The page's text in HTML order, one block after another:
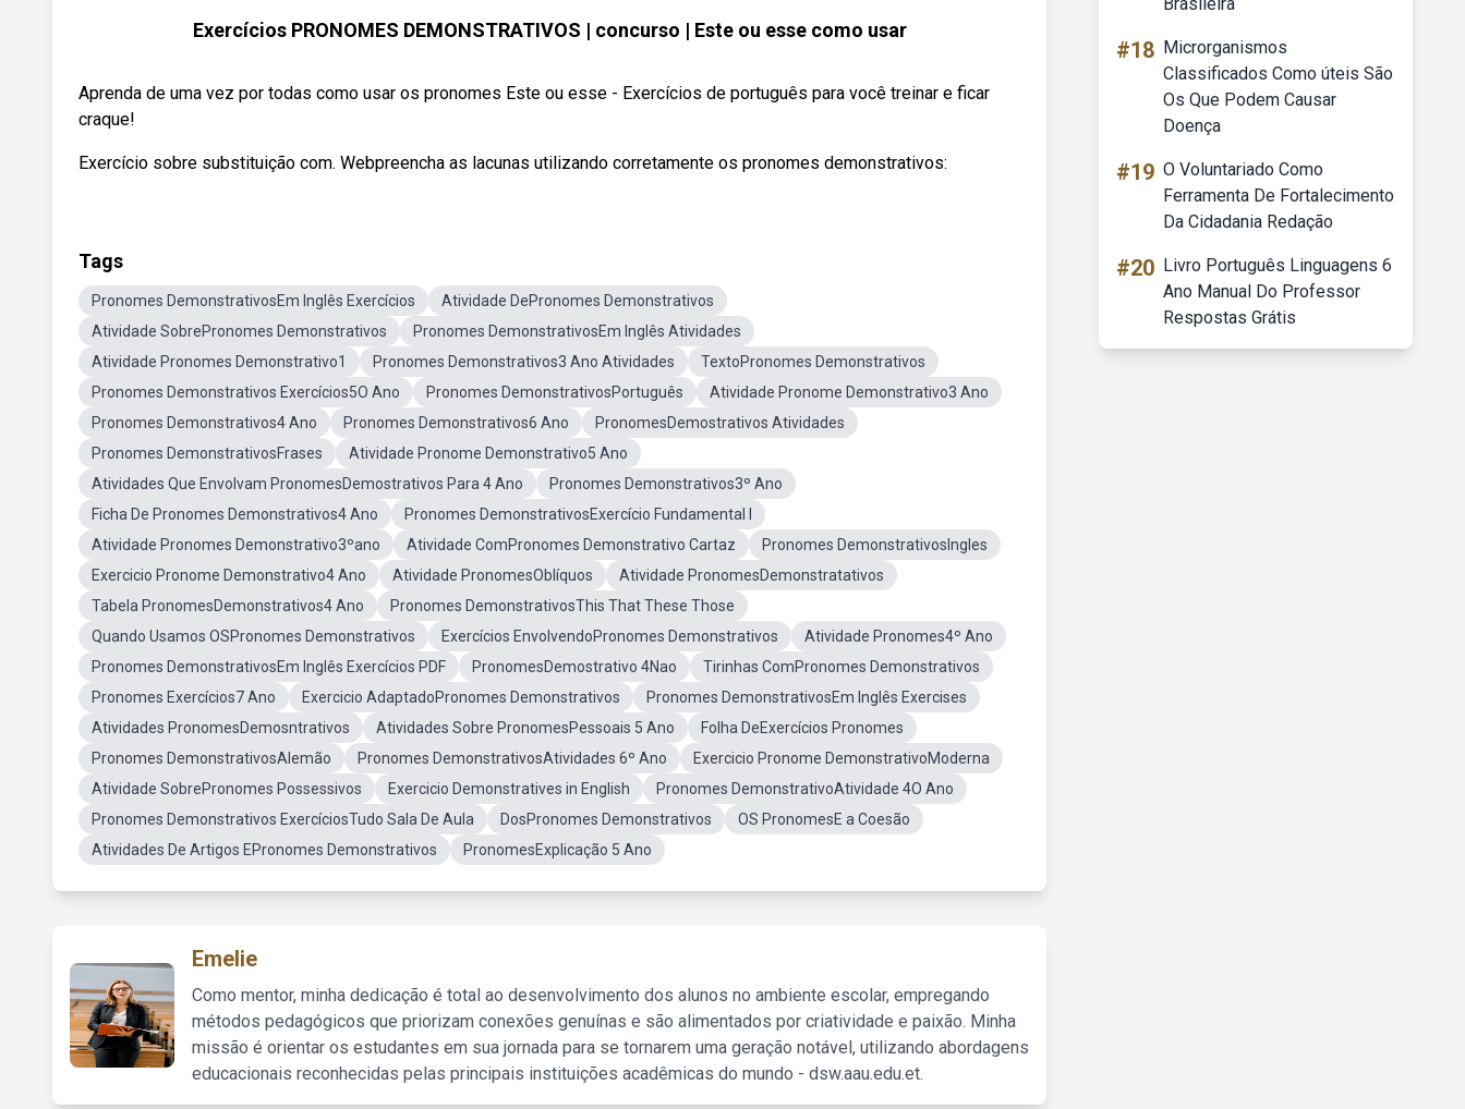
Exercícios PRONOMES DEMONSTRATIVOS | concurso | Este ou esse como usar
Aprenda de uma vez por todas como usar os pronomes Este ou esse - Exercícios de português para você treinar e ficar
craque!
Exercício sobre substituição com. Webpreencha as lacunas utilizando corretamente os pronomes demonstrativos:
Tags
Pronomes DemonstrativosEm Inglês Exercícios
Atividade DePronomes Demonstrativos
Atividade SobrePronomes Demonstrativos
Pronomes DemonstrativosEm Inglês Atividades
Atividade Pronomes Demonstrativo1
Pronomes Demonstrativos3 Ano Atividades
TextoPronomes Demonstrativos
Pronomes Demonstrativos Exercícios5O Ano
Pronomes DemonstrativosPortuguês
Atividade Pronome Demonstrativo3 Ano
Pronomes Demonstrativos4 Ano
Pronomes Demonstrativos6 Ano
PronomesDemostrativos Atividades
Pronomes DemonstrativosFrases
Atividade Pronome Demonstrativo5 Ano
Atividades Que Envolvam PronomesDemostrativos Para 4 Ano
Pronomes Demonstrativos3º Ano
Ficha De Pronomes Demonstrativos4 Ano
Pronomes DemonstrativosExercício Fundamental I
Atividade Pronomes Demonstrativo3ºano
Atividade ComPronomes Demonstrativo Cartaz
Pronomes DemonstrativosIngles
Exercicio Pronome Demonstrativo4 Ano
Atividade PronomesOblíquos
Atividade PronomesDemonstratativos
Tabela PronomesDemonstrativos4 Ano
Pronomes DemonstrativosThis That These Those
Quando Usamos OSPronomes Demonstrativos
Exercícios EnvolvendoPronomes Demonstrativos
Atividade Pronomes4º Ano
Pronomes DemonstrativosEm Inglês Exercícios PDF
PronomesDemostrativo 4Nao
Tirinhas ComPronomes Demonstrativos
Pronomes Exercícios7 Ano
Exercicio AdaptadoPronomes Demonstrativos
Pronomes DemonstrativosEm Inglês Exercises
Atividades PronomesDemosntrativos
Atividades Sobre PronomesPessoais 5 Ano
Folha DeExercícios Pronomes
Pronomes DemonstrativosAlemão
Pronomes DemonstrativosAtividades 6º Ano
Exercicio Pronome DemonstrativoModerna
Atividade SobrePronomes Possessivos
Exercicio Demonstratives in English
Pronomes DemonstrativoAtividade 4O Ano
Pronomes Demonstrativos ExercíciosTudo Sala De Aula
DosPronomes Demonstrativos
OS PronomesE a Coesão
Atividades De Artigos EPronomes Demonstrativos
PronomesExplicação 5 Ano
Emelie
Como mentor, minha dedicação é total ao desenvolvimento dos alunos no ambiente escolar, empregando
métodos pedagógicos que priorizam conexões genuínas e são alimentados por criatividade e paixão. Minha
missão é orientar os estudantes em sua jornada para se tornarem uma geração notável, utilizando abordagens
educacionais reconhecidas pelas principais instituições acadêmicas do mundo - dsw.aau.edu.et.
#18 Microrganismos
Classificados Como úteis São
Os Que Podem Causar
Doença
#19 O Voluntariado Como
Ferramenta De Fortalecimento
Da Cidadania Redação
#20 Livro Português Linguagens 6
Ano Manual Do Professor
Respostas Grátis